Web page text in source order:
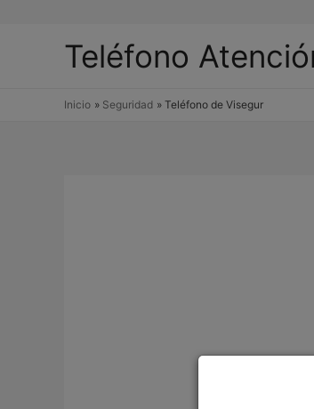
Teléfono
Inicio Seguridad Teléfono de Visegur